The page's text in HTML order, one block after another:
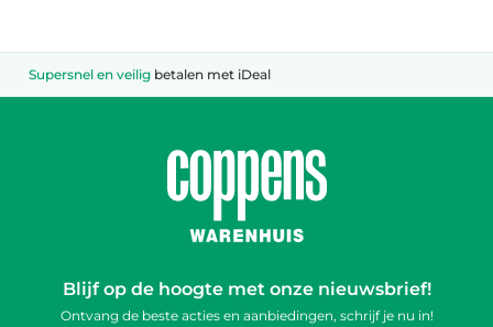
Dévuurwerkspecialistvan Brabant
Blijf op de hoogte met onze nieuwsbrief!
Ontvang de beste acties en aanbiedingen, schrijf je nu in!